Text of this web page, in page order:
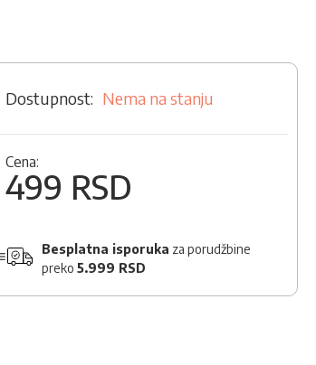
Nema na stanju
Cena:
499 RSD
Besplatna isporuka za porudžbine
preko 5.999 RSD